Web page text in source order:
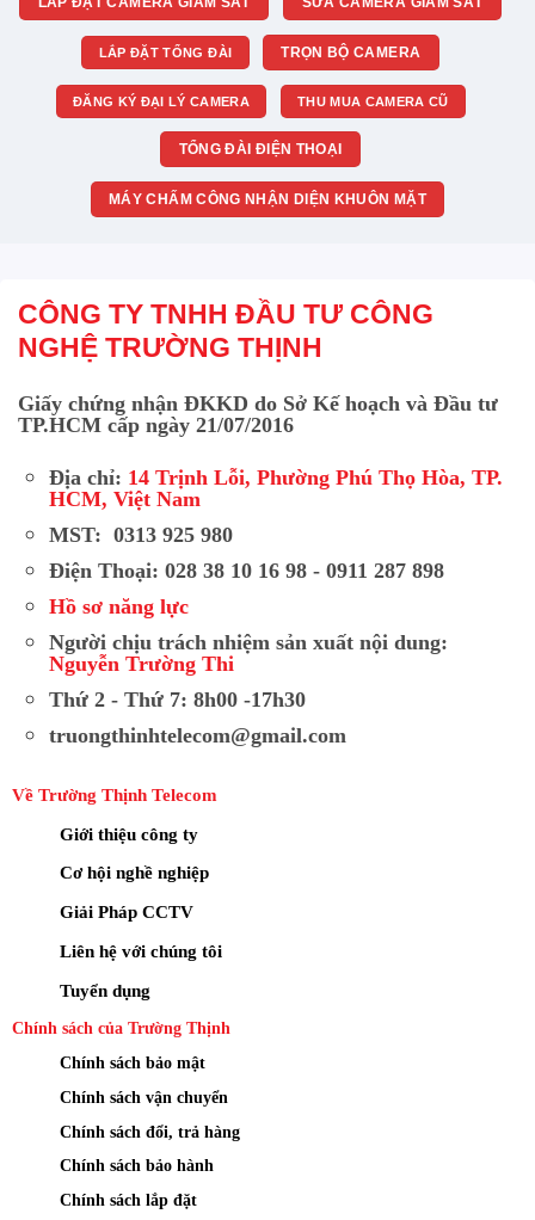
LẮP ĐẶT TỔNG ĐÀI TRỌN BỘ CAMERA
ĐĂNG KÝ ĐẠI LÝ CAMERA THU MUA CAMERA CŨ
TỔNG ĐÀI ĐIỆN THOẠI
MÁY CHẤM CÔNG NHẬN DIỆN KHUÔN MẶT
CÔNG TY TNHH ĐẦU TƯ CÔNG
NGHỆ TRƯỜNG THỊNH
Giấy chứng nhận ĐKKD do Sở Kế hoạch và Đầu tư
TP.HCM cấp ngày 21/07/2016
Địa chỉ: 14 Trịnh Lỗi, Phường Phú Thọ Hòa, TP.
HCM, Việt Nam
MST: 0313 925 980
Điện Thoại: 028 38 10 16 98 - 0911 287 898
Hồ sơ năng lực
Người chịu trách nhiệm sản xuất nội dung:
Nguyễn Trường Thi
Thứ 2 - Thứ 7: 8h00 -17h30
truongthinhtelecom@gmail.com
Về Trường Thịnh Telecom
Giới thiệu công ty
Cơ hội nghề nghiệp
Giải Pháp CCTV
Liên hệ với chúng tôi
Tuyển dụng
Chính sách của Trường Thịnh
Chính sách bảo mật
Chính sách vận chuyển
Chính sách đổi, trả hàng
Chính sách bảo hành
Chính sách lắp đặt